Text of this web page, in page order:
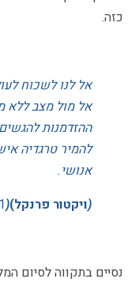
כזה.
אל לנו לשכוח
אל מול מצב ללא
ההזדמנות
להמיר טרגדיה
אנושי.
(ויקטור פרנקל)(
1)
נסיים בתקווה לסיום